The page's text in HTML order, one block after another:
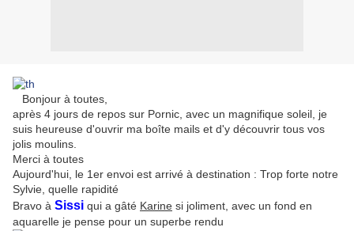
Bonjour à toutes,
après 4 jours de repos sur Pornic, avec un magnifique soleil, je
suis heureuse d'ouvrir ma boîte mails et d'y découvrir tous vos
jolis moulins.
Merci à toutes
Aujourd'hui, le 1er envoi est arrivé à destination : Trop forte notre
Sylvie, quelle rapidité
Bravo à Sissi qui a gâté Karine si joliment, avec un fond en
aquarelle je pense pour un superbe rendu